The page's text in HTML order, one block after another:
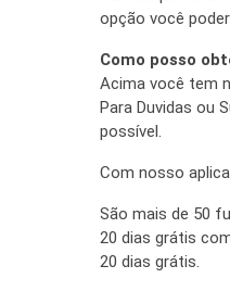
opção você
Como posso
Acima você tem
Para Duvidas ou
possível.
Com nosso
São mais de 50
20 dias grátis
20 dias grátis.